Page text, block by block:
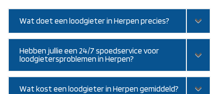
Wat doet een loodgieter in Herpen precies?
Hebben jullie een 24/7 spoedservice voor
loodgietersproblemen in Herpen?
Wat kost een loodgieter in Herpen gemiddeld?